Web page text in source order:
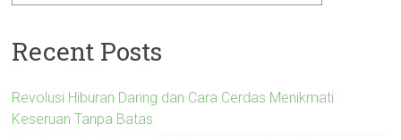
Recent Posts
Revolusi Hiburan Daring dan Cara Cerdas Menikmati
Keseruan Tanpa Batas